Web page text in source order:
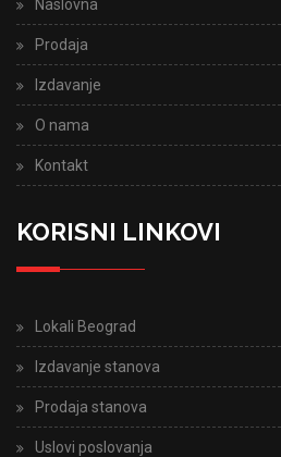
Naslovna
Prodaja
Izdavanje
O nama
Kontakt
KORISNI LINKOVI
Lokali Beograd
Izdavanje stanova
Prodaja stanova
Uslovi poslovanja